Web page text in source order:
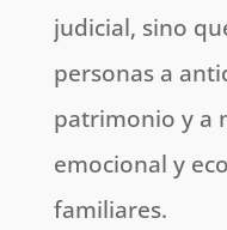
judicial, sino
personas a
patrimonio y a
emocional y
familiares.